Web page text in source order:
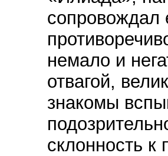
сопровождал
немало и
отвагой,
знакомы
склонность к